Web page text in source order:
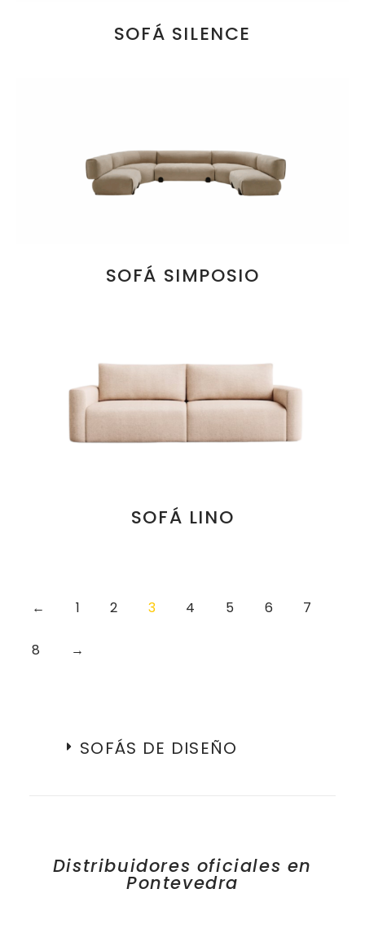
SOFÁ SILENCE
SOFÁ SIMPOSIO
SOFÁ LINO
← 1 2 3 4 5 6 7
8 →
SOFÁS DE DISEÑO
Distribuidores oficiales en
Pontevedra